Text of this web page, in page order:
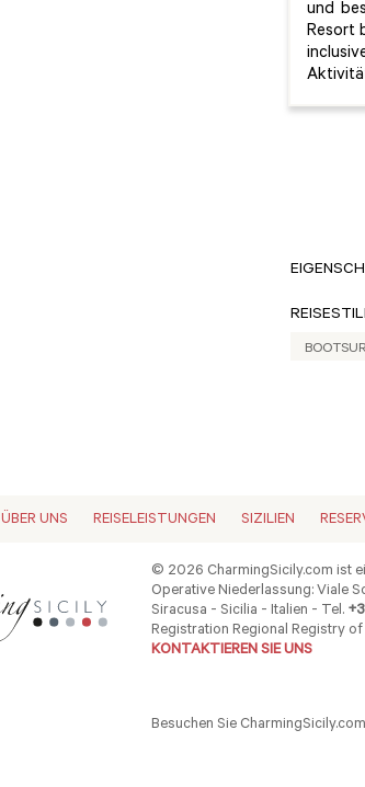
und
Resort
ÜBER UNS REISELEISTUNGEN SIZILIEN
© 2026 CharmingSicily.com ist
Operative Niederlassung: Viale
Siracusa - Sicilia - Italien - Tel.
Registration Regional Registry
KONTAKTIEREN SIE UNS
Besuchen Sie